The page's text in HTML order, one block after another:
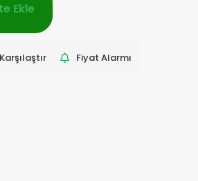
Ekle
Karşılaştır Fiyat Alarmı